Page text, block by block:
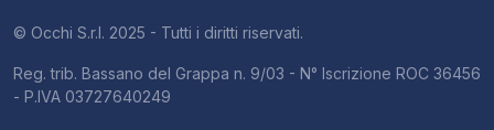
© Occhi S.r.l. 2025 - Tutti i diritti riservati.
Reg. trib. Bassano del Grappa n. 9/03 - N° Iscrizione ROC 36456
- P.IVA 03727640249